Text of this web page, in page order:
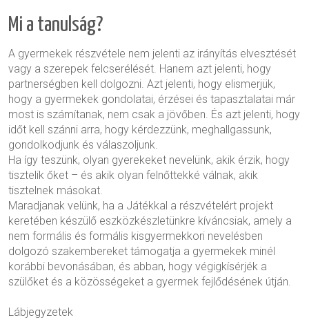
Mi a tanulság?
A gyermekek részvétele nem jelenti az irányítás elvesztését
vagy a szerepek felcserélését. Hanem azt jelenti, hogy
partnerségben kell dolgozni. Azt jelenti, hogy elismerjük,
hogy a gyermekek gondolatai, érzései és tapasztalatai már
most is számítanak, nem csak a jövőben. És azt jelenti, hogy
időt kell szánni arra, hogy kérdezzünk, meghallgassunk,
gondolkodjunk és válaszoljunk.
Ha így teszünk, olyan gyerekeket nevelünk, akik érzik, hogy
tisztelik őket – és akik olyan felnőttekké válnak, akik
tisztelnek másokat.
Maradjanak velünk, ha a Játékkal a részvételért projekt
keretében készülő eszközkészletünkre kíváncsiak, amely a
nem formális és formális kisgyermekkori nevelésben
dolgozó szakembereket támogatja a gyermekek minél
korábbi bevonásában, és abban, hogy végigkísérjék a
szülőket és a közösségeket a gyermek fejlődésének útján.
Lábjegyzetek